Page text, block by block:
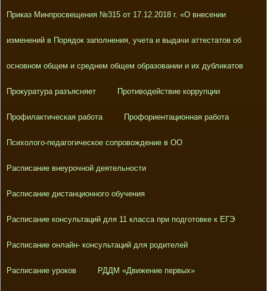
Приказ Минпросвещения №315 от 17.12.2018 г. «О внесении
изменений в Порядок заполнения, учета и выдачи аттестатов об
основном общем и среднем общем образовании и их дубликатов
Прокуратура разъясняет Противодействие коррупции
Профилактическая работа Профориентационная работа
Психолого-педагогическое сопровождение в ОО
Расписание внеурочной деятельности
Расписание дистанционного обучения
Расписание консультаций для 11 класса при подготовке к ЕГЭ
Расписание онлайн- консультаций для родителей
Расписание уроков РДДМ «Движение первых»